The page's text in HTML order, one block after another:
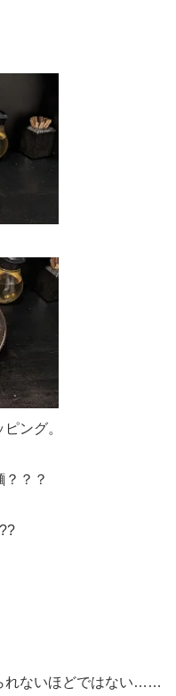
ング。
？？
れないほどではない……